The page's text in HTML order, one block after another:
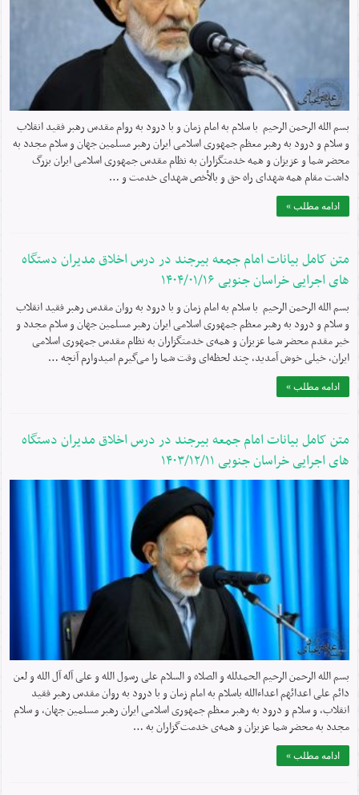
بسم الله الرحمن الرحیم با سلام به امام زمان و با درود به روام مقدس رهبر فقید انقلاب
و سلام و درود به رهبر معظم جمهوری اسلامی ایران رهبر مسلمین جهان و سلام مجدد به
محضر شما و عزیزان و همه خدمتگزاران به نظام مقدس جمهوری اسلامی ایران بزرگ
داشت مقام همه شهدای راه حق و بالأخص شهدای خدمت و …
ادامه مطلب »
متن کامل بیانات امام جمعه بیرجند در درس اخلاق مدیران دستگاه
های اجرایی خراسان جنوبی ۱۴۰۴/۰۱/۱۶
بسم الله الرحمن الرحیم با سلام به امام زمان و با درود به روان مقدس رهبر فقید انقلاب
و سلام و درود به رهبر معظم جمهوری اسلامی ایران رهبر مسلمین جهان و سلام مجدد و
خیر مقدم محضر شما عزیزان و همه‌ی خدمتگزاران به نظام مقدس جمهوری اسلامی
ایران، خیلی خوش آمدید، چند لحظه‌ای وقت شما را می‌گیرم امیدوارم آنچه …
ادامه مطلب »
متن کامل بیانات امام جمعه بیرجند در درس اخلاق مدیران دستگاه
های اجرایی خراسان جنوبی ۱۴۰۳/۱۲/۱۱
بسم الله الرحمن الرحیم الحمدلله و الصلاه و السلام علی رسول الله و علی آله آل الله و لعن
دائم علی اعدائهم اعداءالله باسلام به امام زمان و با درود به روان مقدس رهبر فقید
انقلاب، و سلام و درود به رهبر معظم جمهوری اسلامی ایران رهبر مسلمین جهان، و سلام
مجدد به محضر شما عزیزان و همه‌ی خدمت‌گزاران به …
ادامه مطلب »